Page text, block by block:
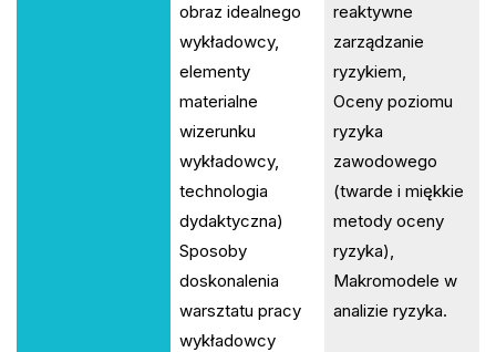
obraz idealnego
wykładowcy,
elementy
materialne
wizerunku
wykładowcy,
technologia
dydaktyczna)
Sposoby
doskonalenia
warsztatu pracy
wykładowcy
reaktywne
zarządzanie
ryzykiem,
Oceny poziomu
ryzyka
zawodowego
(twarde i miękkie
metody oceny
ryzyka),
Makromodele w
analizie ryzyka.